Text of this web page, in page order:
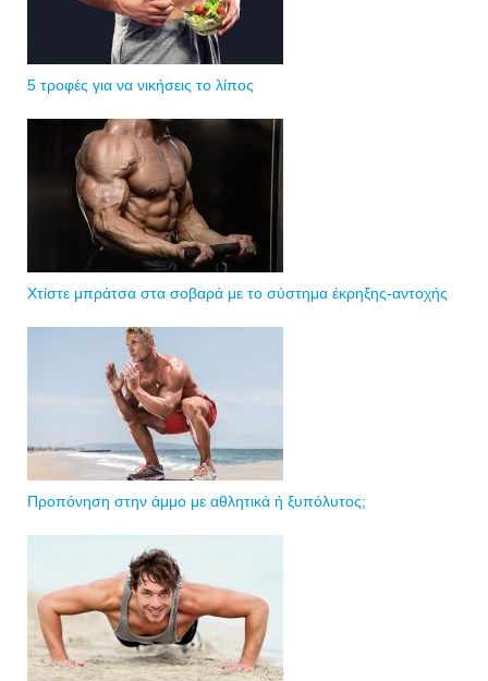
5 τροφές για να νικήσεις το λίπος
Χτίστε μπράτσα στα σοβαρά με το σύστημα έκρηξης-αντοχής
Προπόνηση στην άμμο με αθλητικά ή ξυπόλυτος;